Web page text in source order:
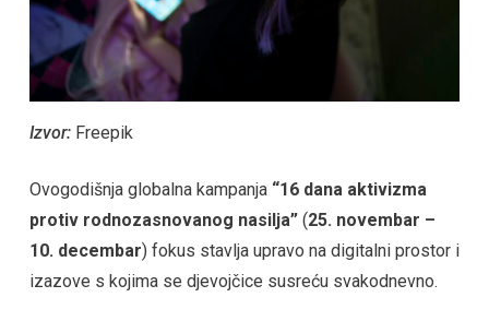
Izvor: Freepik
Ovogodišnja globalna kampanja “16 dana aktivizma
protiv rodnozasnovanog nasilja”(25. novembar –
10. decembar) fokus stavlja upravo na digitalni prostor i
izazove s kojima se djevojčice susreću svakodnevno.